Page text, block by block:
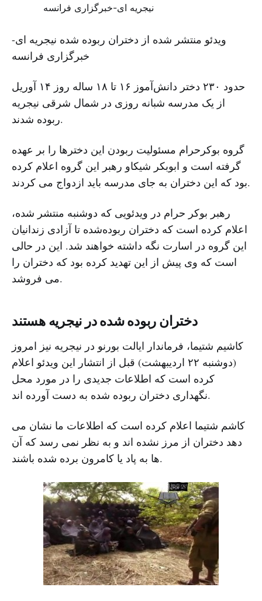
ویدئو منتشر شده از دختران ربوده شده نیجریه ای-
خبرگزاری فرانسه
حدود ۲۳۰ دختر دانش‌آموز ۱۶ تا ۱۸ ساله روز ۱۴ آوریل
از یک مدرسه شبانه روزی در شمال شرقی نیجریه
ربوده شدند.
گروه بوکرحرام مسئولیت ربودن این دخترها را بر عهده
گرفته است و ابوبکر شیکاو رهبر این گروه اعلام کرده
بود که این دختران به جای مدرسه باید ازدواج می کردند.
رهبر بوکر حرام در ویدئویی که دوشنبه منتشر شده،
اعلام کرده است که دختران ربوده‌شده تا آزادی زندانیان
این گروه در اسارت نگه داشته خواهند شد. این در حالی
است که وی پیش از این تهدید کرده بود که دختران را
می فروشد.
دختران ربوده شده در نیجریه هستند
کاشیم شتیما، فرماندار ایالت بورنو در نیجریه نیز امروز
(دوشنبه ۲۲ اردیبهشت) قبل از انتشار این ویدئو اعلام
کرده است که اطلاعات جدیدی را در مورد محل
نگهداری دختران ربوده شده به دست آورده اند.
کاشم شتیما اعلام کرده است که اطلاعات ما نشان می
دهد دختران از مرز نشده اند و به نظر نمی رسد که آن
ها به پاد یا کامرون برده شده باشند.